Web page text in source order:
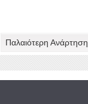
Παλαιότερη Ανάρτηση